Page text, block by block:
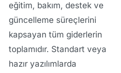
eğitim, bakım, destek ve
güncelleme süreçlerini
kapsayan tüm giderlerin
toplamıdır. Standart veya
hazır yazılımlarda